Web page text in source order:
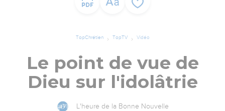
TopChrétien TopTV Vidéo
Le point de vue de
Dieu sur l'idolâtrie
L'heure de la Bonne Nouvelle